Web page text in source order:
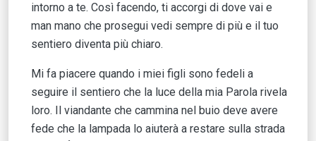
intorno a te. Così facendo, ti accorgi di dove vai e
man mano che prosegui vedi sempre di più e il tuo
sentiero diventa più chiaro.
Mi fa piacere quando i miei figli sono fedeli a
seguire il sentiero che la luce della mia Parola rivela
loro. Il viandante che cammina nel buio deve avere
fede che la lampada lo aiuterà a restare sulla strada